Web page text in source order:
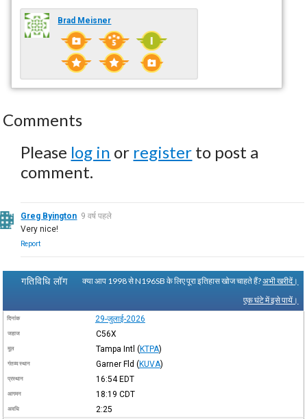
Brad Meisner
Comments
Please log in or register to post a
comment.
Greg Byington 9 वर्ष पहले
Very nice!
Report
गतिविधि लॉग क्या आप 1998 से N196SB के लिए पूरा इतिहास खोज चाहते हैं?अभी खरीदें।
एक घंटे में इसे पायें।
दिनांक 29-जुलाई-2026
जहाज C56X
मूल Tampa Intl (KTPA)
गंतव्य स्थान Garner Fld (KUVA)
प्रस्थान 16:54EDT
आगमन 18:19 CDT
अवधि 2:25